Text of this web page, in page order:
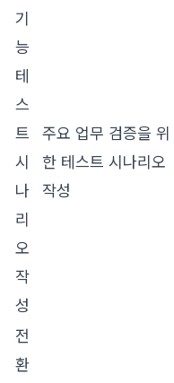
기
능
테
스
트
시
나
리
오
작
성
주요 업무 검증을 위
한 테스트 시나리오
작성
전
환